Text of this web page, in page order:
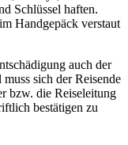
Schlüssel haften.
Handgepäck verstaut
auch der
sich der Reisende
bzw. die Reiseleitung
bestätigen zu